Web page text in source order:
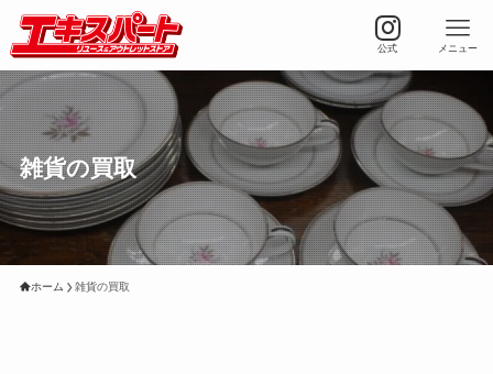
公式 メニュー
雑貨の買取
ホーム 雑貨の買取